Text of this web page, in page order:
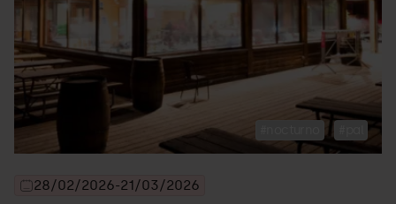
28/02/2026-21/03/2026